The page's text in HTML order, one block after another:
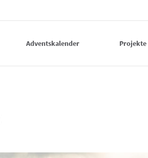
Adventskalender Projekte